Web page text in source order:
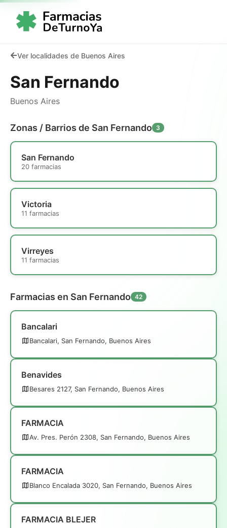
Ver localidades de Buenos Aires
San Fernando
Buenos Aires
Zonas / Barrios de San Fernando 3
San Fernando
20 farmacias
Victoria
11 farmacias
Virreyes
11 farmacias
Farmacias en San Fernando 42
Bancalari
Bancalari, San Fernando, Buenos Aires
Benavides
Besares 2127, San Fernando, Buenos Aires
FARMACIA
Av. Pres. Perón 2308, San Fernando, Buenos Aires
FARMACIA
Blanco Encalada 3020, San Fernando, Buenos Aires
FARMACIA BLEJER